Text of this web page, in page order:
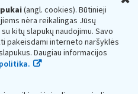
(angl. cookies). Būtinieji
nėra reikalingas Jūsų
kitų slapukų naudojimu. Savo
pakeisdami interneto naršyklės
Daugiau informacijos
kodas — 188659752,
Vilnius, Lietuva, el.paštas:
188659752
inspekciją prie Lietuvos
ir saugomi Juridinių